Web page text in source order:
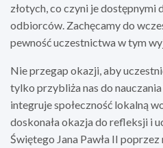
złotych, co czyni je dostępnymi
odbiorców. Zachęcamy do
pewność uczestnictwa w tym
Nie przegap okazji, aby
tylko przybliża nas do
integruje społeczność lokalną
doskonała okazja do refleksji i
Świętego Jana Pawła II